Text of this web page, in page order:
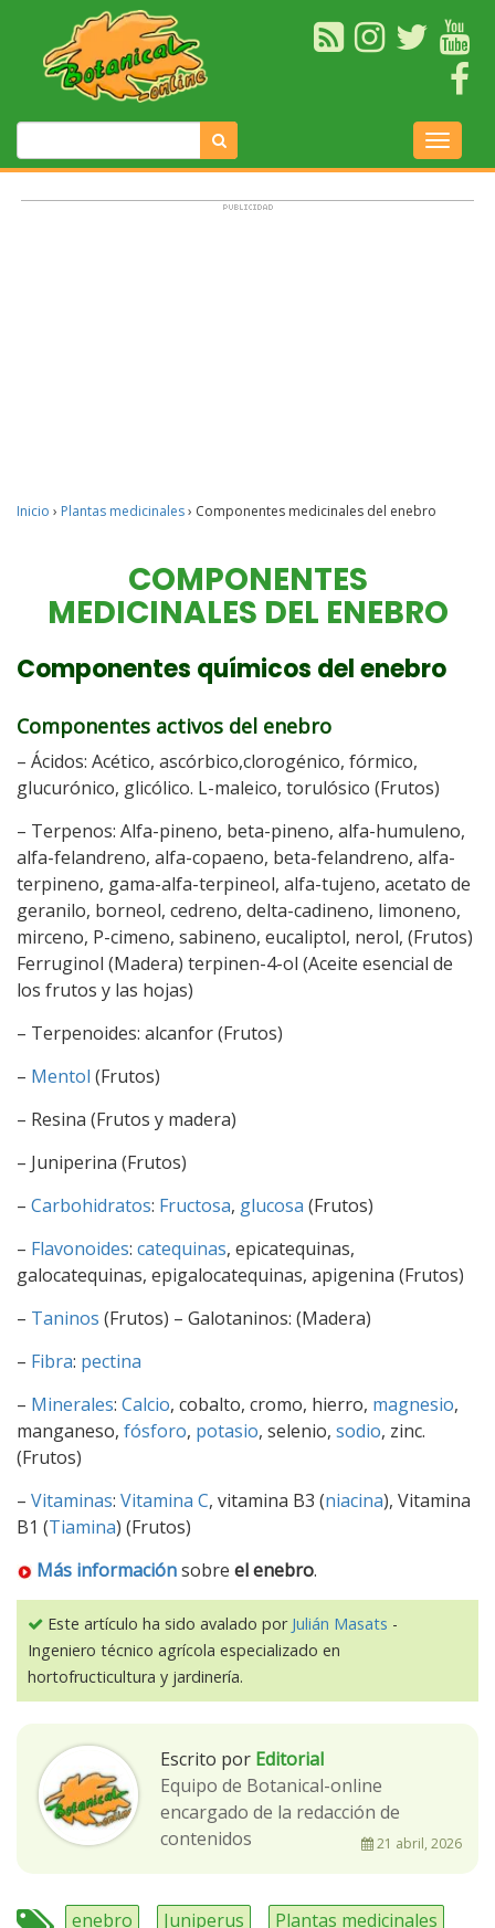
Inicio › Plantas medicinales› Componentes medicinales del enebro
COMPONENTES
MEDICINALES DEL ENEBRO
Componentes químicos del enebro
Componentes activos del enebro
– Ácidos: Acético, ascórbico,clorogénico, fórmico,
glucurónico, glicólico. L-maleico, torulósico (Frutos)
– Terpenos: Alfa-pineno, beta-pineno, alfa-humuleno,
alfa-felandreno, alfa-copaeno, beta-felandreno, alfa-
terpineno, gama-alfa-terpineol, alfa-tujeno, acetato de
geranilo, borneol, cedreno, delta-cadineno, limoneno,
mirceno, P-cimeno, sabineno, eucaliptol, nerol, (Frutos)
Ferruginol (Madera) terpinen-4-ol (Aceite esencial de
los frutos y las hojas)
– Terpenoides: alcanfor (Frutos)
– Mentol (Frutos)
– Resina (Frutos y madera)
– Juniperina (Frutos)
– Carbohidratos: Fructosa, glucosa (Frutos)
– Flavonoides: catequinas, epicatequinas,
galocatequinas, epigalocatequinas, apigenina (Frutos)
– Taninos (Frutos) – Galotaninos: (Madera)
– Fibra: pectina
– Minerales: Calcio, cobalto, cromo, hierro, magnesio,
manganeso, fósforo, potasio, selenio, sodio, zinc.
(Frutos)
– Vitaminas: Vitamina C, vitamina B3 (niacina), Vitamina
B1 (Tiamina) (Frutos)
Más informaciónsobre el enebro.
Este artículo ha sido avalado por Julián Masats -
Ingeniero técnico agrícola especializado en
hortofructicultura y jardinería.
Escrito por Editorial
Equipo de Botanical-online
encargado de la redacción de
contenidos
21 abril, 2026
enebro Juniperus Plantas medicinales